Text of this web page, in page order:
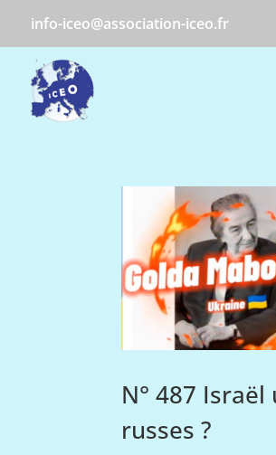
info-iceo@association-iceo.fr
N° 487
russes ?